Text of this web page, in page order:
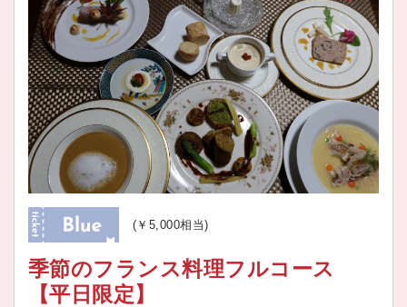
(￥5,000相当)
季節のフランス料理フルコース
【平日限定】